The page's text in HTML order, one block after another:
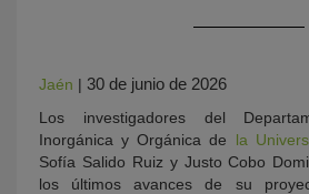
Jaén | 30 de junio de 2026
Los investigadores del
Inorgánica y Orgánica de la
Sofía Salido Ruiz y Justo Cobo
los últimos avances de su